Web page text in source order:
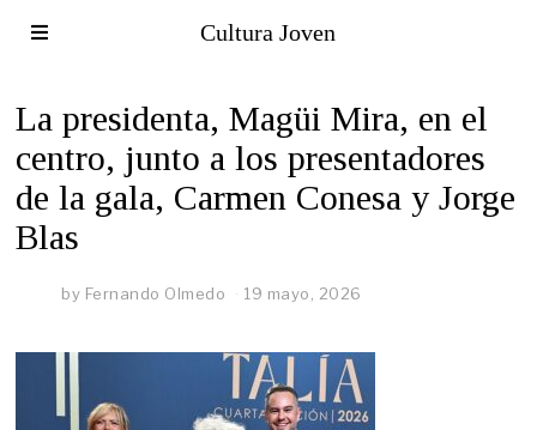
Cultura Joven
La presidenta, Magüi Mira, en el
centro, junto a los presentadores
de la gala, Carmen Conesa y Jorge
Blas
by Fernando Olmedo 19 mayo, 2026